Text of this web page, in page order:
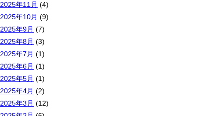
2025年11月 (4)
2025年10月 (9)
2025年9月 (7)
2025年8月 (3)
2025年7月 (1)
2025年6月 (1)
2025年5月 (1)
2025年4月 (2)
2025年3月 (12)